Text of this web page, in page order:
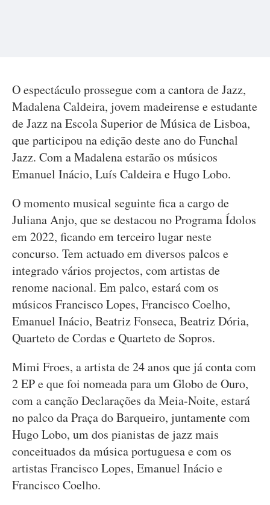
O espectáculo prossegue com a cantora de Jazz,
Madalena Caldeira, jovem madeirense e estudante
de Jazz na Escola Superior de Música de Lisboa,
que participou na edição deste ano do Funchal
Jazz. Com a Madalena estarão os músicos
Emanuel Inácio, Luís Caldeira e Hugo Lobo.
O momento musical seguinte fica a cargo de
Juliana Anjo, que se destacou no Programa Ídolos
em 2022, ficando em terceiro lugar neste
concurso. Tem actuado em diversos palcos e
integrado vários projectos, com artistas de
renome nacional. Em palco, estará com os
músicos Francisco Lopes, Francisco Coelho,
Emanuel Inácio, Beatriz Fonseca, Beatriz Dória,
Quarteto de Cordas e Quarteto de Sopros.
Mimi Froes, a artista de 24 anos que já conta com
2 EP e que foi nomeada para um Globo de Ouro,
com a canção Declarações da Meia-Noite, estará
no palco da Praça do Barqueiro, juntamente com
Hugo Lobo, um dos pianistas de jazz mais
conceituados da música portuguesa e com os
artistas Francisco Lopes, Emanuel Inácio e
Francisco Coelho.